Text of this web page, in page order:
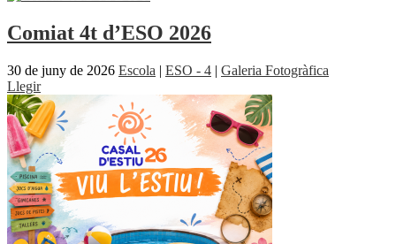
Comiat 4t d’ESO 2026
30 de juny de 2026 Escola | ESO - 4 | Galeria Fotogràfica
Llegir